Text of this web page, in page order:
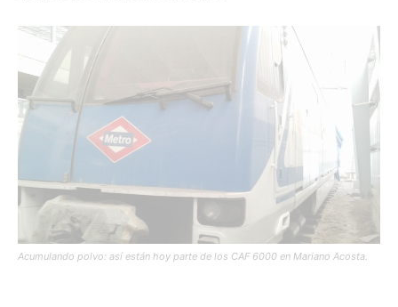
Acumulando polvo: así están hoy parte de los CAF 6000 en Mariano Acosta.